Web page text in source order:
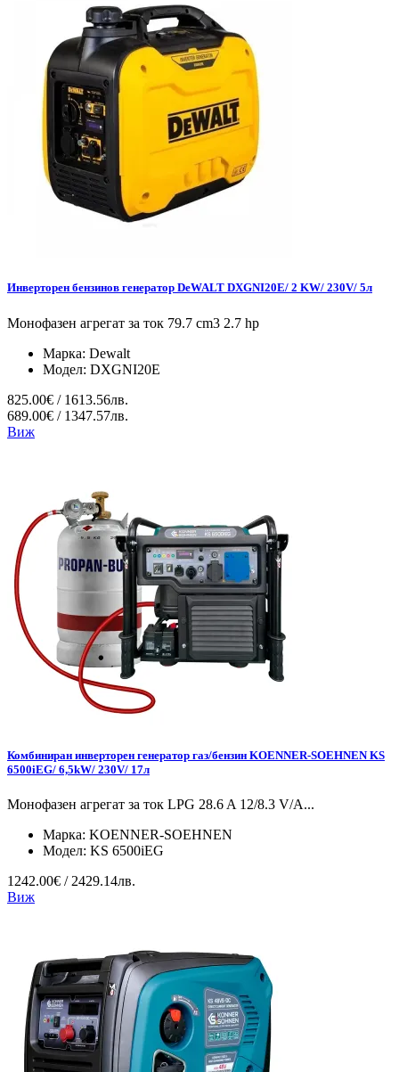
Инверторен бензинов генератор DeWALT DXGNI20E/ 2 KW/ 230V/ 5л
Монофазен агрегат за ток 79.7 cm3 2.7 hp
Марка: Dewalt
Модел: DXGNI20E
825.00€ / 1613.56лв.
689.00€ / 1347.57лв.
Виж
Комбиниран инверторен генератор газ/бензин KOENNER-SOEHNEN KS
6500iEG/ 6,5kW/ 230V/ 17л
Монофазен агрегат за ток LPG 28.6 A 12/8.3 V/А...
Марка: KOENNER-SOEHNEN
Модел: KS 6500iEG
1242.00€ / 2429.14лв.
Виж